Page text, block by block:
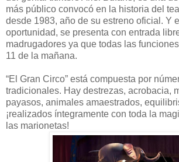
más público convocó en la historia del
desde 1983, año de su estreno oficial. Y
oportunidad, se presenta con entrada
madrugadores ya que todas las
11 de la mañana.
“El Gran Circo” está compuesta por
tradicionales. Hay destrezas, acrobacia,
payasos, animales amaestrados,
¡realizados íntegramente con toda la
las marionetas!